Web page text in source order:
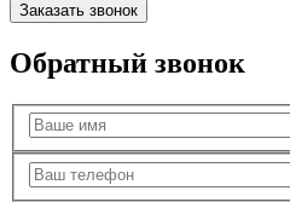
Заказать звонок
Обратный звонок